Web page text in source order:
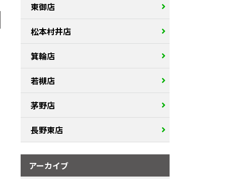
東御店
松本村井店
箕輪店
若槻店
茅野店
長野東店
アーカイブ